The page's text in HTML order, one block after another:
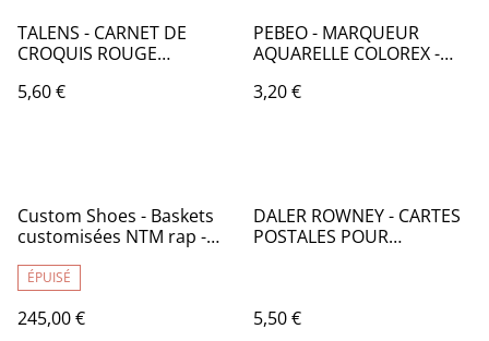
TALENS - CARNET DE
CROQUIS ROUGE
5,60 €
PEBEO - MARQUEUR
AQUARELLE COLOREX -
3,20 €
Custom Shoes - Baskets
customisées NTM rap -
ÉPUISÉ
245,00 €
DALER ROWNEY - CARTES
POSTALES POUR
5,50 €